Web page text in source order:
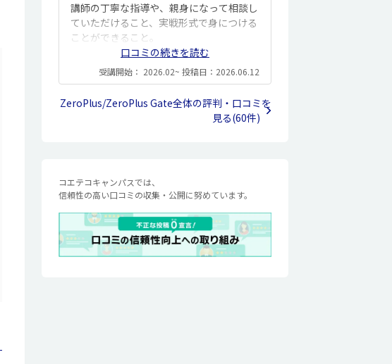
て良かったと感じました！
講師の丁寧な指導や、親身になって相談し
ていただけること、実戦形式で身につける
ことができること。
口コミの続きを読む
受講開始： 2026.02~ 投稿日：2026.06.12
ZeroPlus/ZeroPlus Gate全体の評判・口コミを
見る(60件)
コエテコキャンパスでは、
信頼性の高い口コミの収集・公開に努めています。